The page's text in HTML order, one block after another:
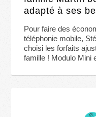
adapté à ses
Pour faire des
téléphonie mobile,
choisi les forfaits
famille ! Modulo Mini